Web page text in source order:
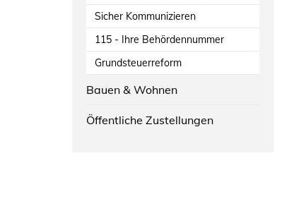
Sicher Kommunizieren
115 - Ihre Behördennummer
Grundsteuerreform
Bauen & Wohnen
Öffentliche Zustellungen